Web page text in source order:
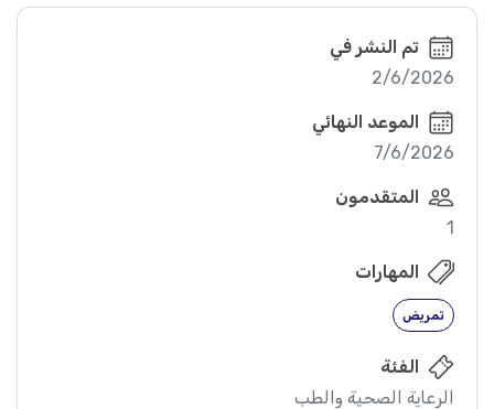
تم النشر في
2/6/2026
الموعد النهائي
7/6/2026
المتقدمون
1
المهارات
تمريض
الفئة
الرعاية الصحية والطب